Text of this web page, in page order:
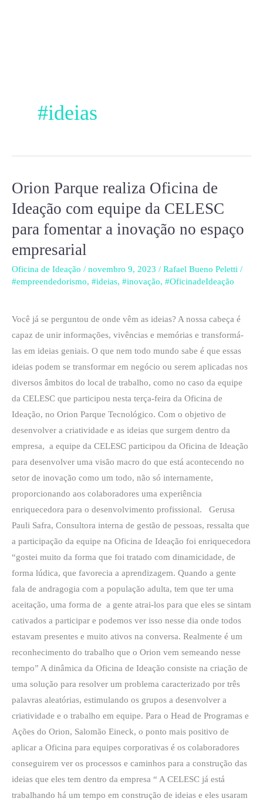
#ideias
Orion Parque realiza Oficina de
Ideação com equipe da CELESC
para fomentar a inovação no espaço
empresarial
Oficina de Ideação / novembro 9, 2023 / Rafael Bueno Peletti /
#empreendedorismo, #ideias, #inovação, #OficinadeIdeação
Você já se perguntou de onde vêm as ideias? A nossa cabeça é
capaz de unir informações, vivências e memórias e transformá-
las em ideias geniais. O que nem todo mundo sabe é que essas
ideias podem se transformar em negócio ou serem aplicadas nos
diversos âmbitos do local de trabalho, como no caso da equipe
da CELESC que participou nesta terça-feira da Oficina de
Ideação, no Orion Parque Tecnológico. Com o objetivo de
desenvolver a criatividade e as ideias que surgem dentro da
empresa, a equipe da CELESC participou da Oficina de Ideação
para desenvolver uma visão macro do que está acontecendo no
setor de inovação como um todo, não só internamente,
proporcionando aos colaboradores uma experiência
enriquecedora para o desenvolvimento profissional. Gerusa
Pauli Safra, Consultora interna de gestão de pessoas, ressalta que
a participação da equipe na Oficina de Ideação foi enriquecedora
“gostei muito da forma que foi tratado com dinamicidade, de
forma lúdica, que favorecia a aprendizagem. Quando a gente
fala de andragogia com a população adulta, tem que ter uma
aceitação, uma forma de a gente atrai-los para que eles se sintam
cativados a participar e podemos ver isso nesse dia onde todos
estavam presentes e muito ativos na conversa. Realmente é um
reconhecimento do trabalho que o Orion vem semeando nesse
tempo” A dinâmica da Oficina de Ideação consiste na criação de
uma solução para resolver um problema caracterizado por três
palavras aleatórias, estimulando os grupos a desenvolver a
criatividade e o trabalho em equipe. Para o Head de Programas e
Ações do Orion, Salomão Eineck, o ponto mais positivo de
aplicar a Oficina para equipes corporativas é os colaboradores
conseguirem ver os processos e caminhos para a construção das
ideias que eles tem dentro da empresa “ A CELESC já está
trabalhando há um tempo em construção de ideias e eles usaram
Orion
Parque
realiza
Oficina
de
Ideação
com